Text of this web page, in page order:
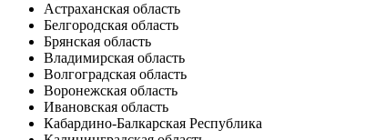
Астраханская область
Белгородская область
Брянская область
Владимирская область
Волгоградская область
Воронежская область
Ивановская область
Кабардино-Балкарская Республика